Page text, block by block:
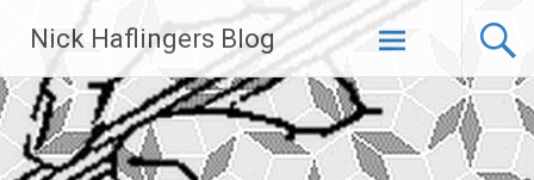
Inhalt
springen
Nick Haflingers Blog